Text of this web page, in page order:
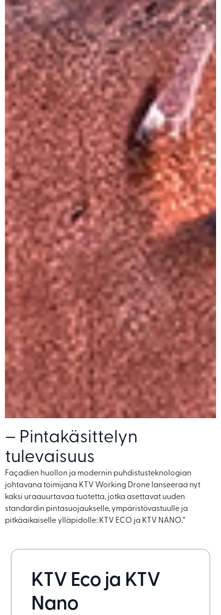
– Pintakäsittelyn
tulevaisuus
Façadien huollon ja modernin puhdistusteknologian
johtavana toimijana KTV Working Drone lanseeraa nyt
kaksi uraauurtavaa tuotetta, jotka asettavat uuden
standardin pintasuojaukselle, ympäristövastuulle ja
pitkäaikaiselle ylläpidolle: KTV ECO ja KTV NANO.”
KTV Eco ja KTV
Nano